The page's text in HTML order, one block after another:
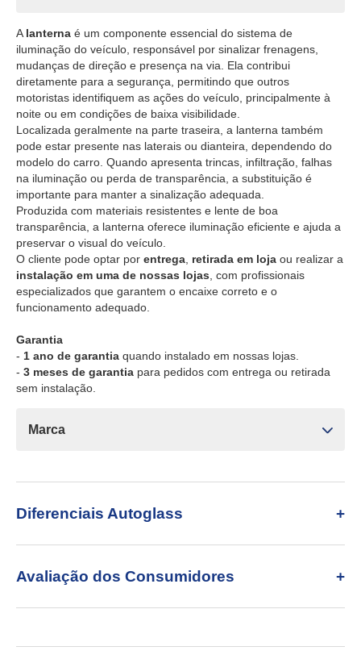
A lanterna é um componente essencial do sistema de
iluminação do veículo, responsável por sinalizar frenagens,
mudanças de direção e presença na via. Ela contribui
diretamente para a segurança, permitindo que outros
motoristas identifiquem as ações do veículo, principalmente à
noite ou em condições de baixa visibilidade.
Localizada geralmente na parte traseira, a lanterna também
pode estar presente nas laterais ou dianteira, dependendo do
modelo do carro. Quando apresenta trincas, infiltração, falhas
na iluminação ou perda de transparência, a substituição é
importante para manter a sinalização adequada.
Produzida com materiais resistentes e lente de boa
transparência, a lanterna oferece iluminação eficiente e ajuda a
preservar o visual do veículo.
O cliente pode optar por entrega retirada em loja ou realizar a
instalação em uma de nossas lojas , com profissionais
especializados que garantem o encaixe correto e o
funcionamento adequado.
Garantia
- 1 ano de garantia quando instalado em nossas lojas.
- 3 meses de garantia para pedidos com entrega ou retirada
sem instalação.
Marca
Diferenciais Autoglass
Avaliação dos Consumidores